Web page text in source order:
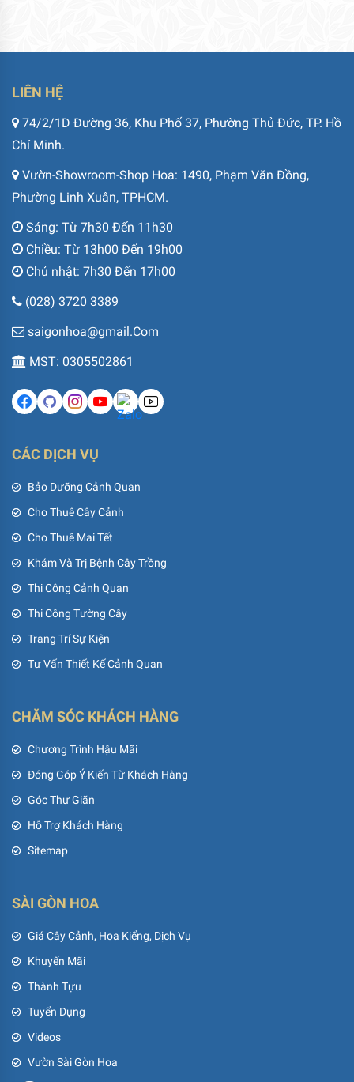
LIÊN HỆ
74/2/1D Đường 36, Khu Phố 37, Phường Thủ Đức, TP. Hồ
Chí Minh.
Vườn-Showroom-Shop Hoa: 1490, Phạm Văn Đồng,
Phường Linh Xuân, TPHCM.
Sáng: Từ 7h30 Đến 11h30
Chiều: Từ 13h00 Đến 19h00
Chủ nhật: 7h30 Đến 17h00
(028) 3720 3389
saigonhoa@gmail.Com
MST: 0305502861
CÁC DỊCH VỤ
Bảo Dưỡng Cảnh Quan
Cho Thuê Cây Cảnh
Cho Thuê Mai Tết
Khám Và Trị Bệnh Cây Trồng
Thi Công Cảnh Quan
Thi Công Tường Cây
Trang Trí Sự Kiện
Tư Vấn Thiết Kế Cảnh Quan
CHĂM SÓC KHÁCH HÀNG
Chương Trình Hậu Mãi
Đóng Góp Ý Kiến Từ Khách Hàng
Góc Thư Giãn
Hỗ Trợ Khách Hàng
Sitemap
SÀI GÒN HOA
Giá Cây Cảnh, Hoa Kiểng, Dịch Vụ
Khuyến Mãi
Thành Tựu
Tuyển Dụng
Videos
Vườn Sài Gòn Hoa